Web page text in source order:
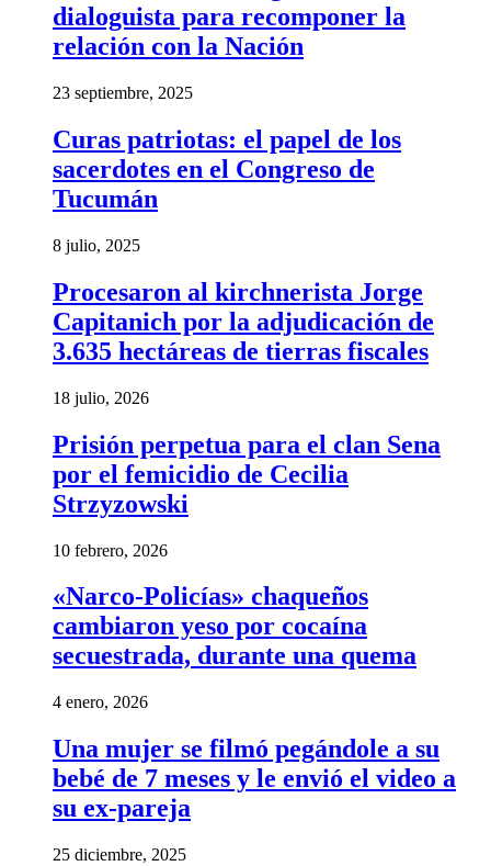
dialoguista para recomponer la
relación con la Nación
23 septiembre, 2025
Curas patriotas: el papel de los
sacerdotes en el Congreso de
Tucumán
8 julio, 2025
Procesaron al kirchnerista Jorge
Capitanich por la adjudicación de
3.635 hectáreas de tierras fiscales
18 julio, 2026
Prisión perpetua para el clan Sena
por el femicidio de Cecilia
Strzyzowski
10 febrero, 2026
«Narco-Policías» chaqueños
cambiaron yeso por cocaína
secuestrada, durante una quema
4 enero, 2026
Una mujer se filmó pegándole a su
bebé de 7 meses y le envió el video a
su ex-pareja
25 diciembre, 2025